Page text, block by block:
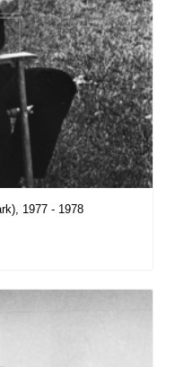
1977 - 1978